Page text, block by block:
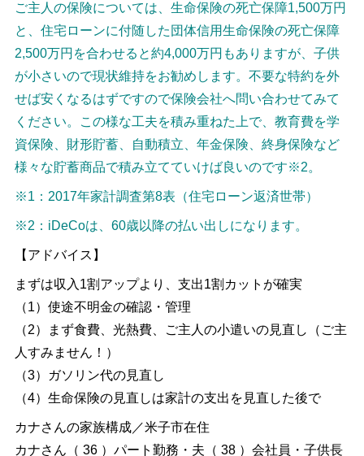
ご主人の保険については、生命保険の死亡保障1,500万円
と、住宅ローンに付随した団体信用生命保険の死亡保障
2,500万円を合わせると約4,000万円もありますが、子供
が小さいので現状維持をお勧めします。不要な特約を外
せば安くなるはずですので保険会社へ問い合わせてみて
ください。この様な工夫を積み重ねた上で、教育費を学
資保険、財形貯蓄、自動積立、年金保険、終身保険など
様々な貯蓄商品で積み立てていけば良いのです※2。
※1：2017年家計調査第8表（住宅ローン返済世帯）
※2：iDeCoは、60歳以降の払い出しになります。
【アドバイス】
まずは収入1割アップより、支出1割カットが確実
（1）使途不明金の確認・管理
（2）まず食費、光熱費、ご主人の小遣いの見直し（ご主
人すみません！）
（3）ガソリン代の見直し
（4）生命保険の見直しは家計の支出を見直した後で
カナさんの家族構成／米子市在住
カナさん（ 36 ）パート勤務・夫（ 38 ）会社員・子供長